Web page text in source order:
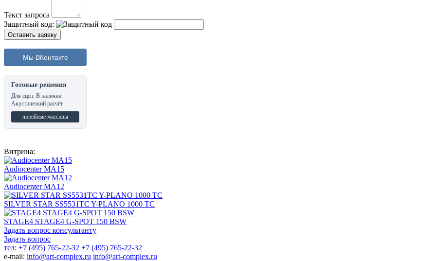
Текст запроса
Защитный код:
Мы ВКонтакте
Готовые решения
Для сцен. В наличии.
Акустический расчёт.
линейные массивы
Витрина:
Audiocenter MA15
Audiocenter MA12
SILVER STAR SS5531TC Y-PLANO 1000 TC
STAGE4 STAGE4 G-SPOT 150 BSW
Задать вопрос консультанту
Задать вопрос
тел: +7 (495) 765-22-32 +7 (495) 765-22-32
e-mail: info@art-complex.ru info@art-complex.ru